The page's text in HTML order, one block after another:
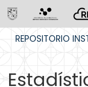
REPOSITORIO